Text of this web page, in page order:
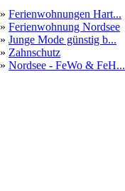
» Ferienwohnungen Hart...
» Ferienwohnung Nordsee
» Junge Mode günstig b...
» Zahnschutz
» Nordsee - FeWo & FeH...